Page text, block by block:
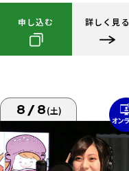
申し込む 詳しく見る
8/8(土)